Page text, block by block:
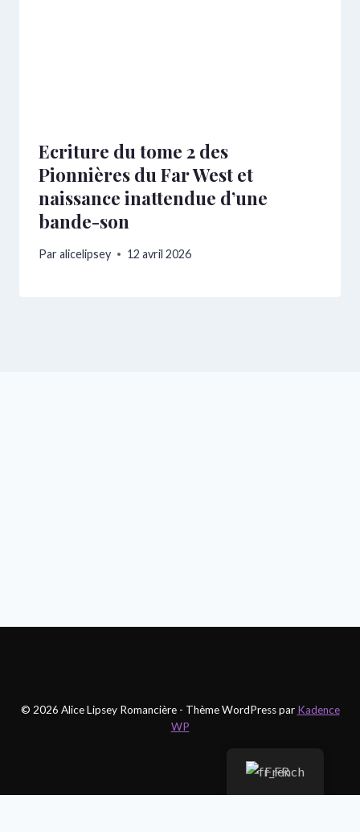
Ecriture du tome 2 des
Pionnières du Far West et
naissance inattendue d’une
bande-son
Paralicelipsey 12 avril 2026
© 2026 Alice Lipsey Romancière - Thème WordPress par Kadence
WP
French